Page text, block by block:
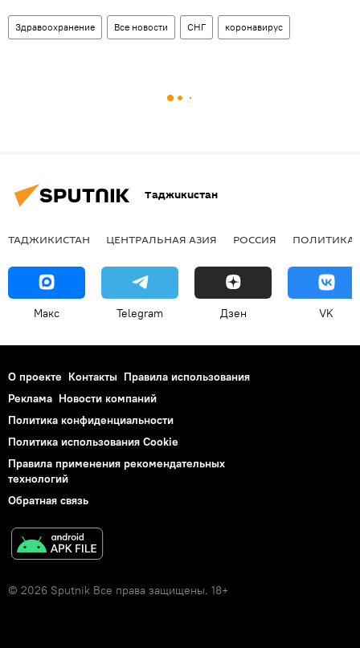
Здравоохранение Все новости СНГ коронавирус
Таджикистан
ТАДЖИКИСТАН ЦЕНТРАЛЬНАЯ АЗИЯ РОССИЯ ПОЛИТИКА
Макс Telegram Дзен VK
О проекте Контакты Правила использования
Реклама Новости компаний
Политика конфиденциальности
Политика использования Cookie
Правила применения рекомендательных
технологий
Обратная связь
© 2026 Sputnik Все права защищены. 18+